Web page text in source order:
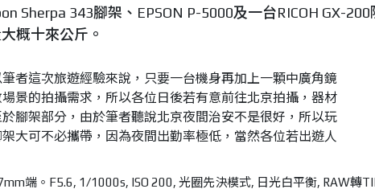
Sherpa 343腳架、EPSON P-5000及一台RICOH GX-200
概十來公斤。
者這次旅遊經驗來說，只要一台機身再加上一顆中廣角鏡
景的拍攝需求，所以各位日後若有意前往北京拍攝，器材
腳架部分，由於筆者聽說北京夜間治安不是很好，所以玩
大可不必攜帶，因為夜間出勤率極低，當然各位若出遊人